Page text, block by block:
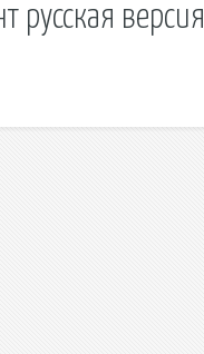
русская версия